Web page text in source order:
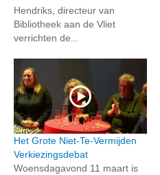
Hendriks, directeur van
Bibliotheek aan de Vliet
verrichten de...
Het Grote Niet-Te-Vermijden
Verkiezingsdebat
Woensdagavond 11 maart is